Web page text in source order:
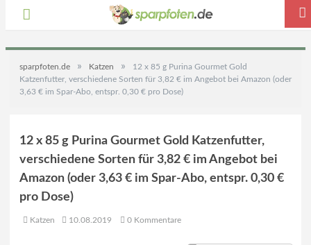
sparpfoten.de » Katzen »
12 x 85 g Purina Gourmet Gold
Katzenfutter, verschiedene Sorten für 3,82 € im Angebot bei Amazon (oder
3,63 € im Spar-Abo, entspr. 0,30 € pro Dose)
12 x 85 g Purina Gourmet Gold Katzenfutter,
verschiedene Sorten für 3,82 € im Angebot bei
Amazon (oder 3,63 € im Spar-Abo, entspr. 0,30 €
pro Dose)
Katzen 10.08.2019 0 Kommentare